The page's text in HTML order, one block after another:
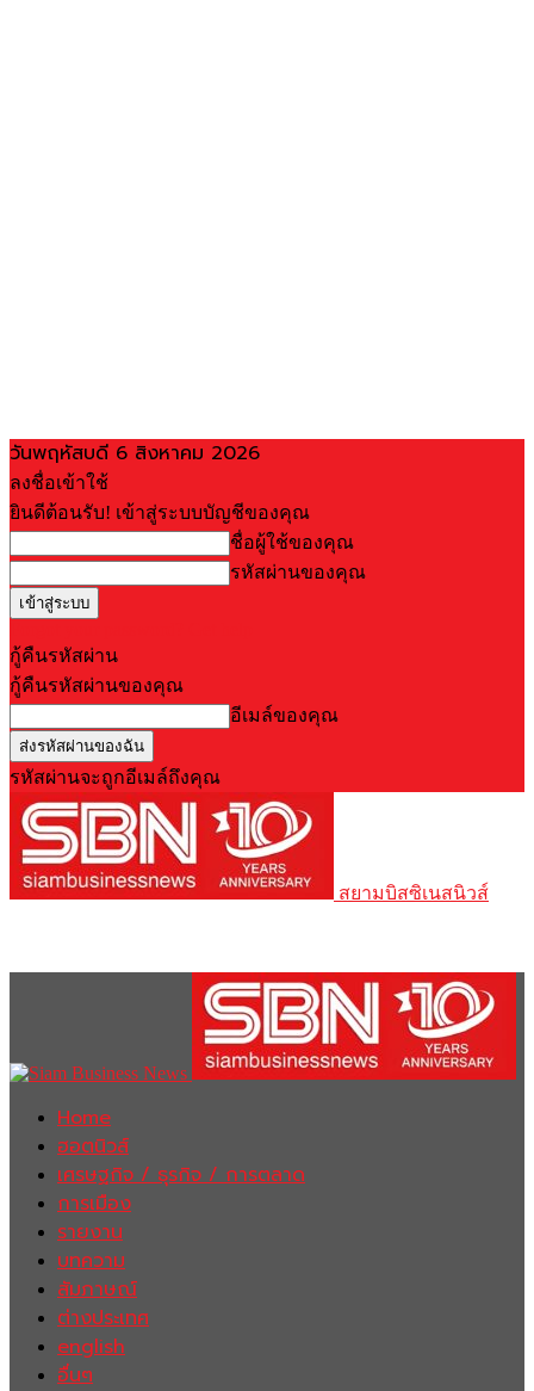
วันพฤหัสบดี 6 สิงหาคม 2026
ลงชื่อเข้าใช้
ยินดีต้อนรับ! เข้าสู่ระบบบัญชีของคุณ
ชื่อผู้ใช้ของคุณ
รหัสผ่านของคุณ
กู้คืนรหัสผ่าน
กู้คืนรหัสผ่านของคุณ
อีเมล์ของคุณ
รหัสผ่านจะถูกอีเมล์ถึงคุณ
สยามบิสซิเนสนิวส์
Home
ฮอตนิวส์
เศรษฐกิจ / ธุรกิจ / การตลาด
การเมือง
รายงาน
บทความ
สัมภาษณ์
ต่างประเทศ
english
อื่นๆ